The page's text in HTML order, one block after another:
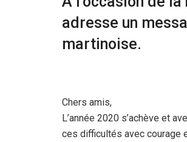
adresse un
martinoise.
Chers amis,
L’année 2020 s’achève et
ces difficultés avec courage